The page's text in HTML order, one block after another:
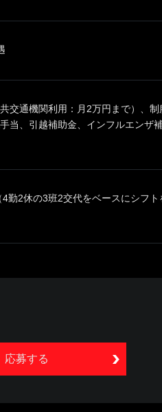
交通機関利用：月2万円まで）、制
当、引越補助金、インフルエンザ
勤2休の3班2交代をベースにシフ
応募する